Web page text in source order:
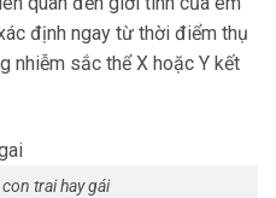
định ngay từ thời điểm thụ
nhiễm sắc thể X hoặc Y kết
trai hay gái